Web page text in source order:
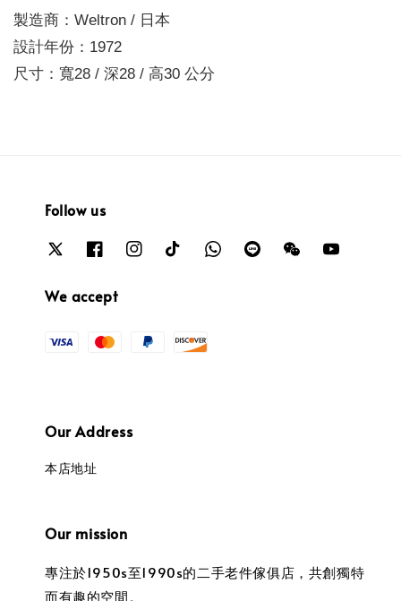
製造商：Weltron / 日本
設計年份：1972
尺寸：寬28 / 深28 / 高30 公分
Follow us
We accept
Our Address
本店地址
Our mission
專注於1950s至1990s的二手老件傢俱店，共創獨特
而有趣的空間。